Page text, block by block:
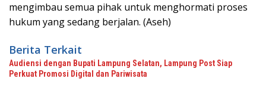
mengimbau semua pihak untuk menghormati proses
hukum yang sedang berjalan. (Aseh)
Berita Terkait
Audiensi dengan Bupati Lampung Selatan, Lampung Post Siap
Perkuat Promosi Digital dan Pariwisata